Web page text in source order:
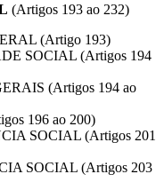
(Artigos 193 ao 232)
(Artigo 193)
SOCIAL (Artigos 194
(Artigos 194 ao
196 ao 200)
SOCIAL (Artigos 201
SOCIAL (Artigos 203